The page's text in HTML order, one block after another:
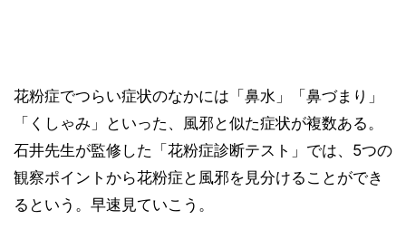
花粉症でつらい症状のなかには「鼻水」「鼻づまり」
「くしゃみ」といった、風邪と似た症状が複数ある。
石井先生が監修した「花粉症診断テスト」では、5つの
観察ポイントから花粉症と風邪を見分けることができ
るという。早速見ていこう。